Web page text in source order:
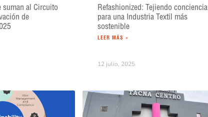
suman al Circuito
de
Refashionized: Tejiendo conciencia
para una Industria Textil más
sostenible
LEER MÁS »
12 julio, 2025